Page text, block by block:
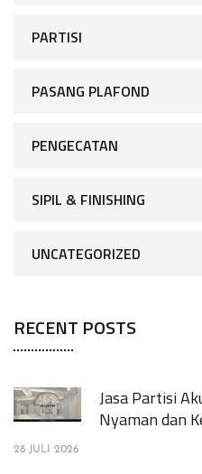
PARTISI
PASANG PLAFOND
PENGECATAN
SIPIL & FINISHING
UNCATEGORIZED
RECENT POSTS
Jasa Partisi
Nyaman dan
28 JULI 2026